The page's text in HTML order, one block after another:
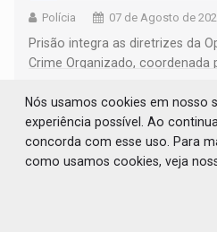
Polícia 07 de Agosto de
Prisão integra as diretrizes da
Crime Organizado, coordenada
Nós usamos cookies em nosso
experiência possível. Ao
concorda com esse uso. Para
como usamos cookies, veja